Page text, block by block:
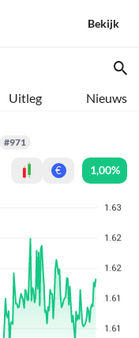
Bekijk
Uitleg Nieuws
#971
€ 1,00%